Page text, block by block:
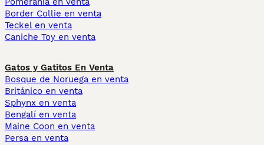
Border Collie en venta
Teckel en venta
Caniche Toy en venta
Gatos y Gatitos En Venta
Bosque de Noruega en venta
Británico en venta
Sphynx en venta
Bengalí en venta
Maine Coon en venta
Persa en venta